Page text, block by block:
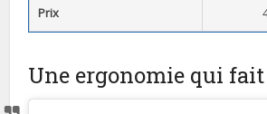
Prix
Une ergonomie qui